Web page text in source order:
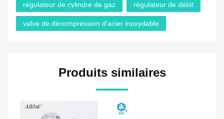
régulateur de cylindre de gaz régulateur de débit
valve de décompression d'acier inoxydable
Produits similaires